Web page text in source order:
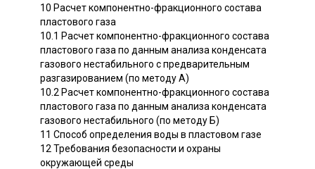
10 Расчет компонентно-фракционного состава
пластового газа
10.1 Расчет компонентно-фракционного состава
пластового газа по данным анализа конденсата
газового нестабильного с предварительным
разгазированием (по методу А)
10.2 Расчет компонентно-фракционного состава
пластового газа по данным анализа конденсата
газового нестабильного (по методу Б)
11 Способ определения воды в пластовом газе
12 Требования безопасности и охраны
окружающей среды